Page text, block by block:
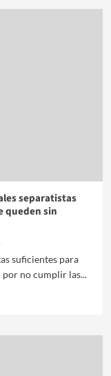
separatistas
queden sin
suficientes para
no cumplir las...